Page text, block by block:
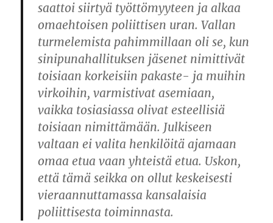
saattoi siirtyä työttömyyteen ja alkaa
omaehtoisen poliittisen uran. Vallan
turmelemista pahimmillaan oli se, kun
sinipunahallituksen jäsenet nimittivät
toisiaan korkeisiin pakaste- ja muihin
virkoihin, varmistivat asemiaan,
vaikka tosiasiassa olivat esteellisiä
toisiaan nimittämään. Julkiseen
valtaan ei valita henkilöitä ajamaan
omaa etua vaan yhteistä etua. Uskon,
että tämä seikka on ollut keskeisesti
vieraannuttamassa kansalaisia
poliittisesta toiminnasta.